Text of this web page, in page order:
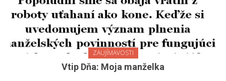
ZAUJÍMAVOSTI
Vtip Dňa: Moja manželka